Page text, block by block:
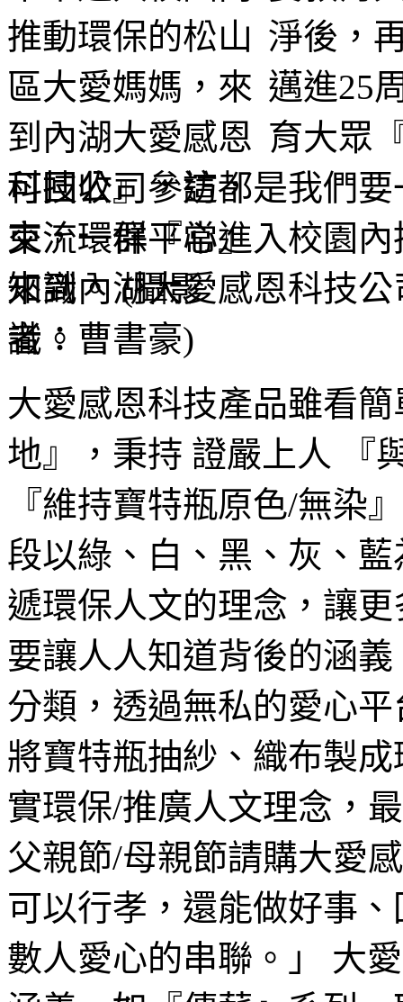
淨後，
邁進25
育大眾
可回收』，這都是我們
束，一群平常進入校園
來到內湖大愛感恩科技
識。
大愛感恩科技產品雖看
地』，秉持 證嚴上人 『
『維持寶特瓶原色/無染
段以綠、白、黑、灰、
遞環保人文的理念，讓
要讓人人知道背後的涵
分類，透過無私的愛心
將寶特瓶抽紗、織布製
實環保/推廣人文理念，
父親節/母親節請購大愛
可以行孝，還能做好事
數人愛心的串聯。」 大